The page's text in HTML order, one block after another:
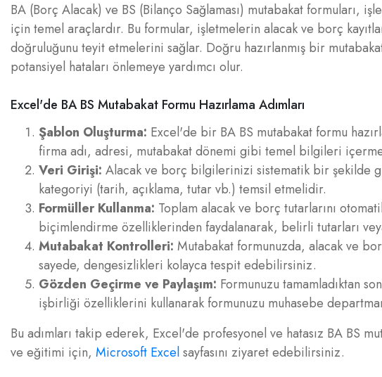
BA (Borç Alacak) ve BS (Bilanço Sağlaması) mutabakat formuları,
için temel araçlardır. Bu formular, işletmelerin alacak ve borç
doğruluğunu teyit etmelerini sağlar. Doğru hazırlanmış bir
potansiyel hataları önlemeye yardımcı olur.
Excel'de BA BS Mutabakat Formu Hazırlama Adımları
Şablon Oluşturma: Excel'de bir BA BS mutabakat formu
firma adı, adresi, mutabakat dönemi gibi temel bilgileri
Veri Girişi: Alacak ve borç bilgilerinizi sistematik bir
kategoriyi (tarih, açıklama, tutar vb.) temsil etmelidir.
Formüller Kullanma: Toplam alacak ve borç tutarlarını
biçimlendirme özelliklerinden faydalanarak, belirli tutarları
Mutabakat Kontrolleri: Mutabakat formunuzda, alacak ve
sayede, dengesizlikleri kolayca tespit edebilirsiniz.
Gözden Geçirme ve Paylaşım: Formunuzu tamamladıktan
işbirliği özelliklerini kullanarak formunuzu muhasebe
Bu adımları takip ederek, Excel'de profesyonel ve hatasız BA BS
ve eğitimi için, Microsoft Excelsayfasını ziyaret edebilirsiniz.